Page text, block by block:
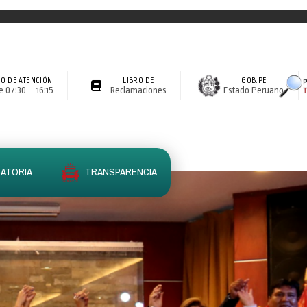
DE ATENCIÓN
07:30 – 16:15
LIBRO DE
Reclamaciones
GOB.PE
Estado Peruano
TRANSPARENCIA